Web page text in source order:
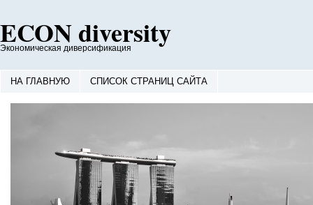
ECON diversity
Экономическая диверсификация
НА ГЛАВНУЮ СПИСОК СТРАНИЦ САЙТА